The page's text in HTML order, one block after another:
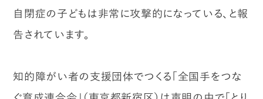
自閉症の子どもは非常に攻撃的になっている、と報
告されています。
知的障がい者の支援団体でつくる「全国手をつな